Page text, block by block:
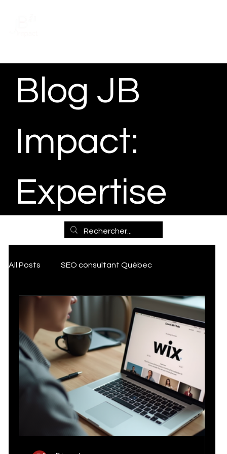
Blog JB
Impact:
Expertise
Marketin
g, SEO et
Outils
Numériq
ues pour
All Posts SEO consultant Québec
Transformation Digitale
Intelligence artificielle Artificial Intelligence
Publicité Digitale SEO Local Québec
IA & Marketing numérique Expert Wix